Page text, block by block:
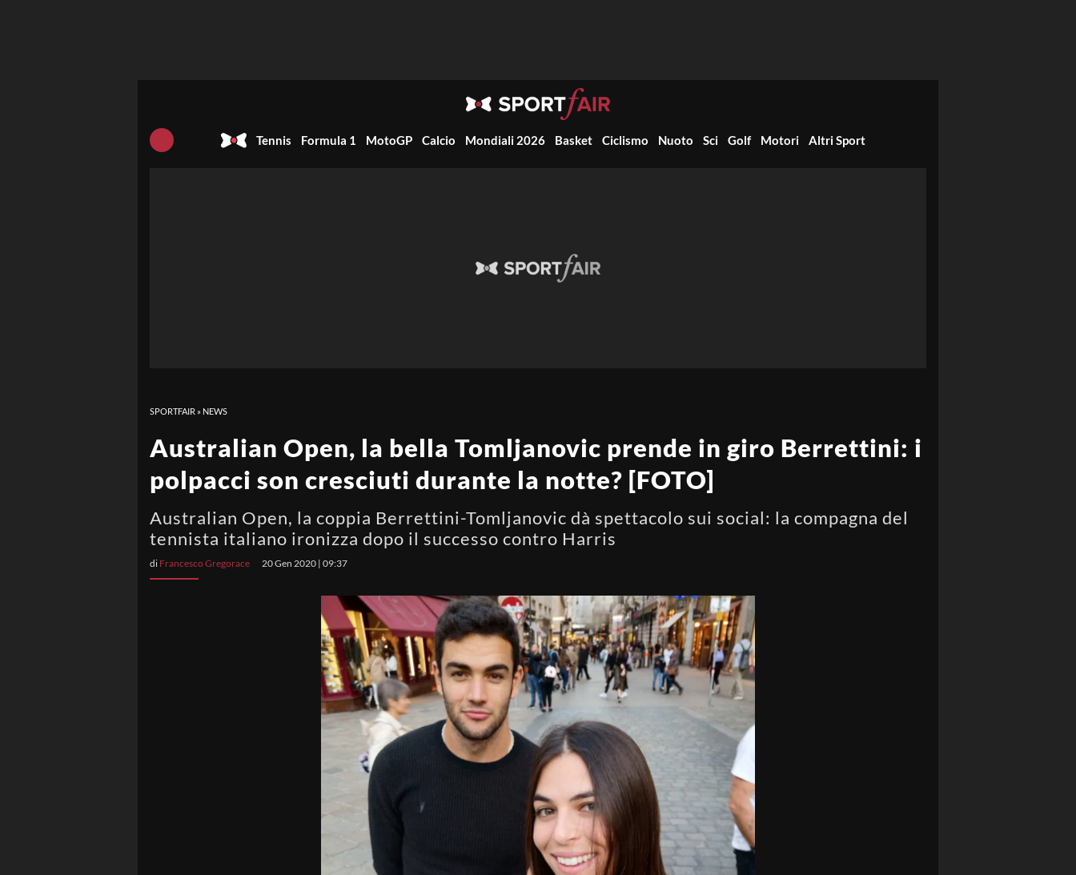
Tennis Formula 1 MotoGP Calcio Mondiali 2026 Basket Ciclismo Nuoto Sci Golf Motori Altri Sport
SPORTFAIR » NEWS
Australian Open, la bella Tomljanovic prende in giro Berrettini: i
polpacci son cresciuti durante la notte? [FOTO]
Australian Open, la coppia Berrettini-Tomljanovic dà spettacolo sui social: la compagna del
tennista italiano ironizza dopo il successo contro Harris
di Francesco Gregorace 20 Gen 2020 | 09:37